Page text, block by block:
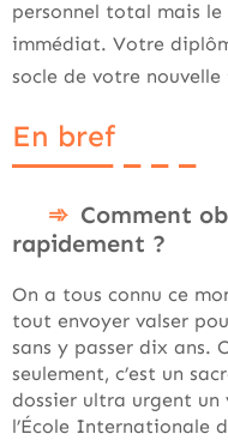
personnel total mais le
immédiat. Votre
socle de votre
En bref
Comment
rapidement ?
On a tous connu ce
tout envoyer valser
sans y passer dix ans.
seulement, c’est un
dossier ultra urgent un
l’École Internationale